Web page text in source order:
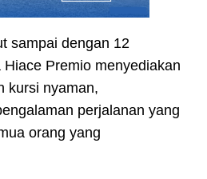
sampai dengan 12
Hiace Premio menyediakan
kursi nyaman,
perjalanan yang
orang yang